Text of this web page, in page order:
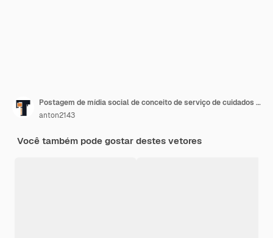
Postagem de mídia social de conceito de serviço de cuidados de beleza e promoção de modelo de banner com lindo roxo
anton2143
Você também pode gostar destes vetores